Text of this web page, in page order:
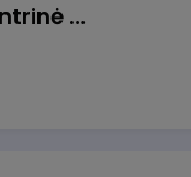
Kasininkas (-ė) - pardavėjas (-a), Centrinė g. 62, Galgiai